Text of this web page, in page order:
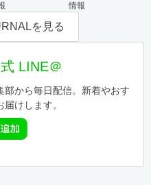
情報
を見る
LINE＠
部から毎日配信。新着やおす
けします。